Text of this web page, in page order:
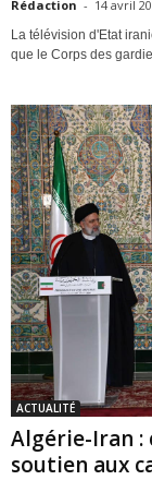
Rédaction - 14 avril
La télévision d'Etat
que le Corps des
ACTUALITÉ
Algérie-Iran :
soutien aux